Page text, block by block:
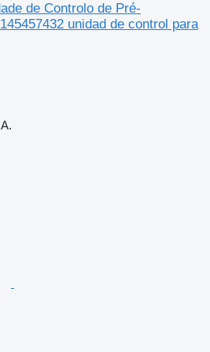
de Controlo de Pré-
unidad de control para